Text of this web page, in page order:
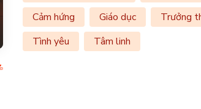
Cảm hứng
Giáo dục
Trưởng
Tình yêu
Tâm linh